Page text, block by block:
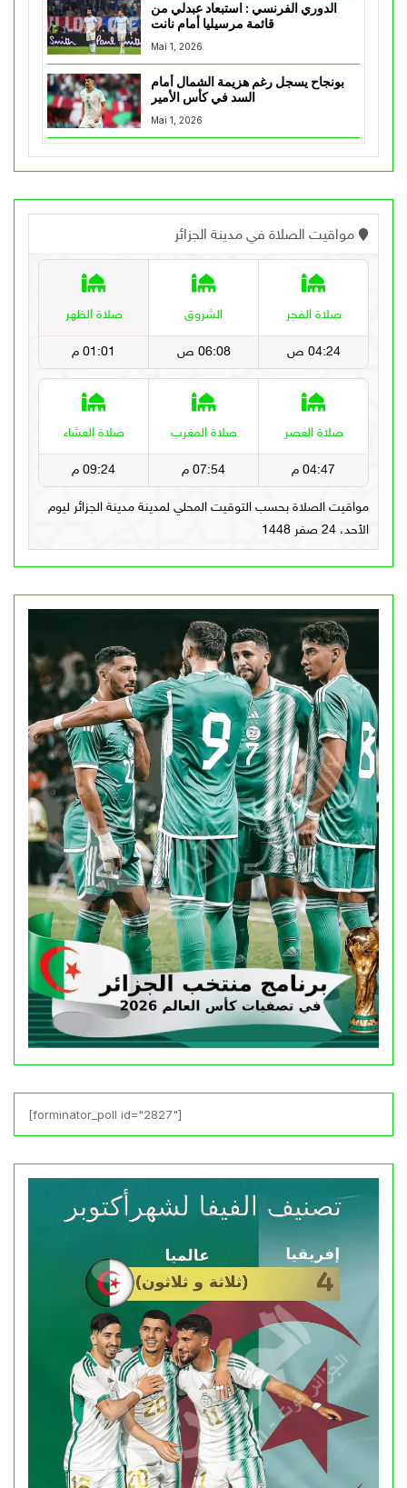
الدوري الفرنسي : استبعاد عبدلي من
قائمة مرسيليا أمام نانت
Mai 1, 2026
بونجاح يسجل رغم هزيمة الشمال أمام
السد في كأس الأمير
Mai 1, 2026
[forminator_poll id="2827"]